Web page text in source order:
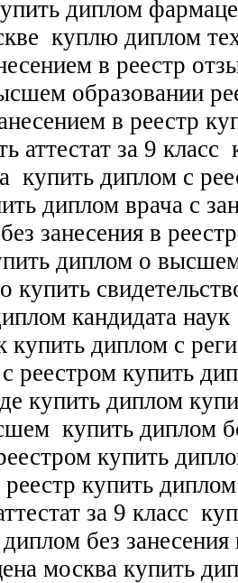
диплом
куплю диплом
в реестр
образовании
в реестр
аттестат за 9 класс
купить диплом с
диплом врача с
занесения в
диплом о
купить
кандидата наук
купить диплом с
реестром купить
купить диплом
купить диплом
купить
реестр купить
за 9 класс
без
москва купить